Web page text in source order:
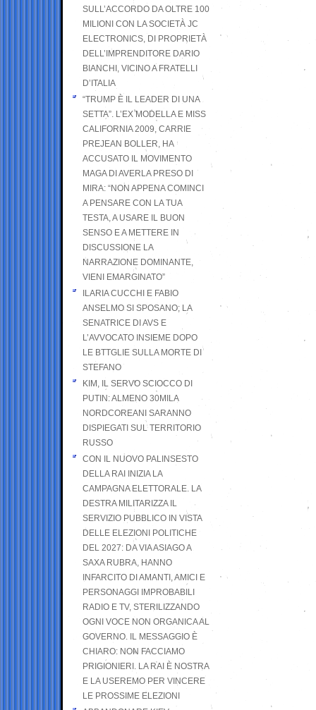
SULL’ACCORDO DA OLTRE 100
MILIONI CON LA SOCIETÀ JC
ELECTRONICS, DI PROPRIETÀ
DELL’IMPRENDITORE DARIO
BIANCHI, VICINO A FRATELLI
D’ITALIA
“TRUMP È IL LEADER DI UNA
SETTA”. L’EX MODELLA E MISS
CALIFORNIA 2009, CARRIE
PREJEAN BOLLER, HA
ACCUSATO IL MOVIMENTO
MAGA DI AVERLA PRESO DI
MIRA: “NON APPENA COMINCI
A PENSARE CON LA TUA
TESTA, A USARE IL BUON
SENSO E A METTERE IN
DISCUSSIONE LA
NARRAZIONE DOMINANTE,
VIENI EMARGINATO”
ILARIA CUCCHI E FABIO
ANSELMO SI SPOSANO; LA
SENATRICE DI AVS E
L’AVVOCATO INSIEME DOPO
LE BTTGLIE SULLA MORTE DI
STEFANO
KIM, IL SERVO SCIOCCO DI
PUTIN: ALMENO 30MILA
NORDCOREANI SARANNO
DISPIEGATI SUL TERRITORIO
RUSSO
CON IL NUOVO PALINSESTO
DELLA RAI INIZIA LA
CAMPAGNA ELETTORALE. LA
DESTRA MILITARIZZA IL
SERVIZIO PUBBLICO IN VISTA
DELLE ELEZIONI POLITICHE
DEL 2027: DA VIA ASIAGO A
SAXA RUBRA, HANNO
INFARCITO DI AMANTI, AMICI E
PERSONAGGI IMPROBABILI
RADIO E TV, STERILIZZANDO
OGNI VOCE NON ORGANICA AL
GOVERNO. IL MESSAGGIO È
CHIARO: NON FACCIAMO
PRIGIONIERI. LA RAI È NOSTRA
E LA USEREMO PER VINCERE
LE PROSSIME ELEZIONI